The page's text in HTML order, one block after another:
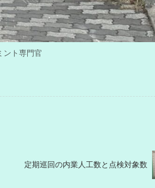
ント専門官
定期巡回の内業人工数と点検対象数